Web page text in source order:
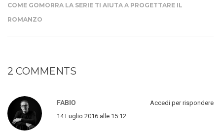
COME GOMORRA LA SERIE TI AIUTA A PROGETTARE IL
ROMANZO
2 COMMENTS
FABIO
14 Luglio 2016 alle 15:12
Accedi per rispondere